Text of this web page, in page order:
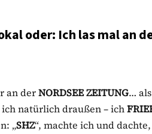
oder: Ich las mal an
an derNORDSEE ZEITUNG…
natürlich draußen – ich
„SHZ“, machte ich und